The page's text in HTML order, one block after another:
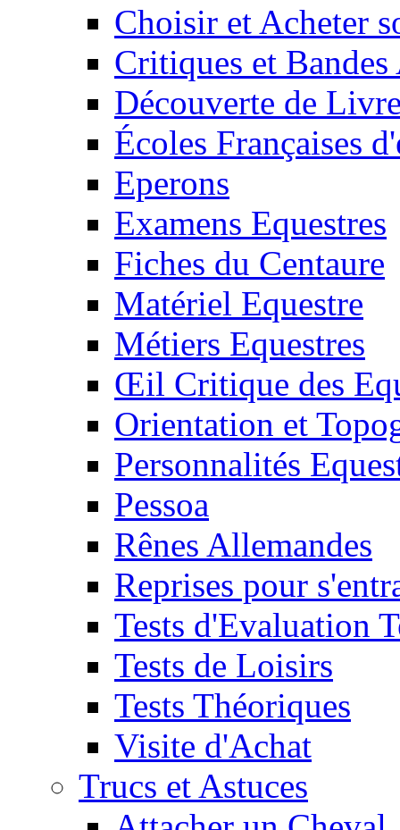
Choisir et Acheter
Critiques et
Découverte de
Écoles Françaises
Eperons
Examens Equestres
Fiches du Centaure
Matériel Equestre
Métiers Equestres
Œil Critique des
Orientation et
Personnalités
Pessoa
Rênes Allemandes
Reprises pour
Tests d'Evaluation
Tests de Loisirs
Tests Théoriques
Visite d'Achat
Trucs et Astuces